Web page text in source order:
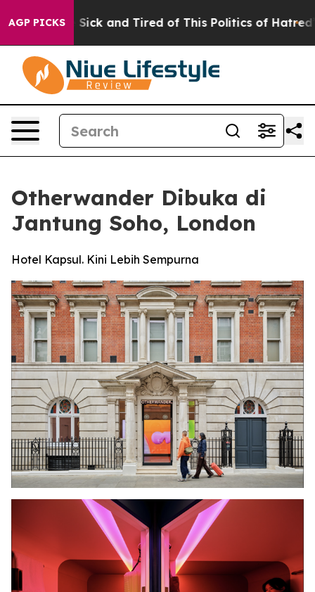
AGP PICKS
Are Sick and Tired of This Politics of Hatred” The
Otherwander Dibuka di
Jantung Soho, London
Hotel Kapsul. Kini Lebih Sempurna